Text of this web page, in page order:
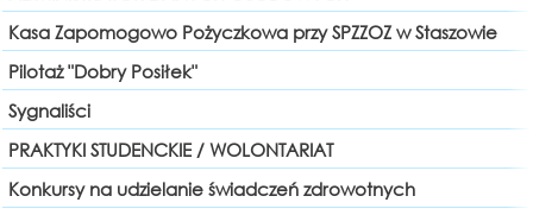
Kasa Zapomogowo Pożyczkowa przy SPZZOZ w Staszowie
Pilotaż "Dobry Posiłek"
Sygnaliści
PRAKTYKI STUDENCKIE / WOLONTARIAT
Konkursy na udzielanie świadczeń zdrowotnych